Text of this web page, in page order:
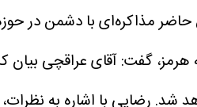
مذاکره‌ای با دشمن در
هرمز، گفت: آقای عراقچی
شد. رضایی با اشاره به